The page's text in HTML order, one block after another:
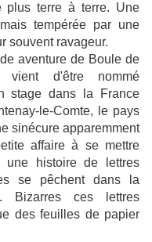
plus terre à terre. Une
tempérée par une
souvent ravageur.
aventure de Boule de
vient d'être nommé
stage dans la France
le-Comte, le pays
sinécure apparemment
affaire à se mettre
histoire de lettres
se pêchent dans la
Bizarres ces lettres
des feuilles de papier